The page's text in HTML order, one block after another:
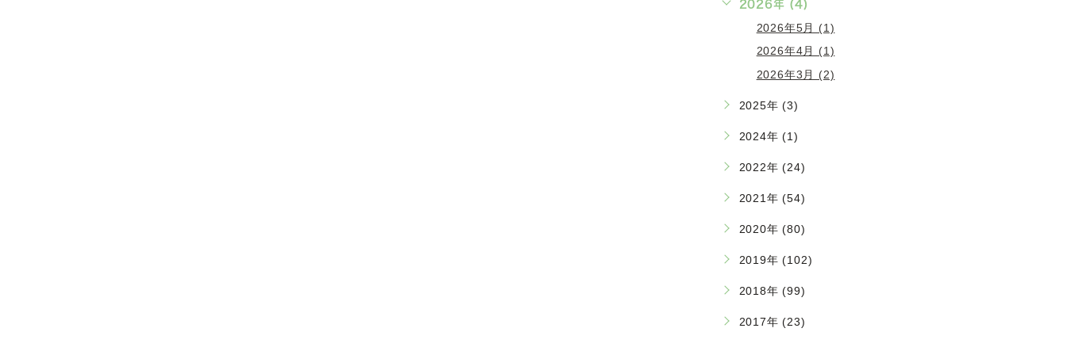
2026年 (4)
2026年5月 (1)
2026年4月 (1)
2026年3月 (2)
2025年 (3)
2024年 (1)
2022年 (24)
2021年 (54)
2020年 (80)
2019年 (102)
2018年 (99)
2017年 (23)